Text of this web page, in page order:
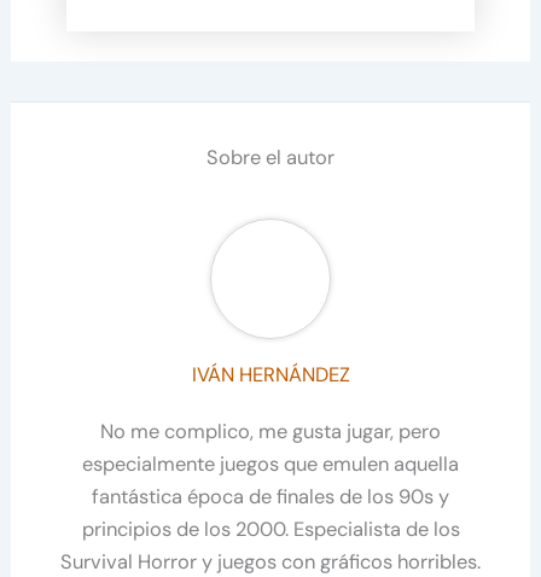
Sobre el autor
IVÁN HERNÁNDEZ
No me complico, me gusta jugar, pero
especialmente juegos que emulen aquella
fantástica época de finales de los 90s y
principios de los 2000. Especialista de los
Survival Horror y juegos con gráficos horribles.